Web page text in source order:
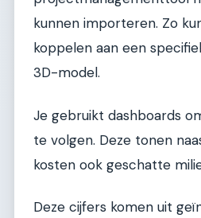
kunnen importeren. Zo
koppelen aan een
3D-model.
Je gebruikt dashboards
te volgen. Deze tonen
kosten ook geschatte
Deze cijfers komen uit